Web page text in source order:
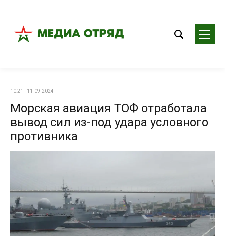
10:21 | 11-09-2024
Морская авиация ТОФ отработала
вывод сил из-под удара условного
противника